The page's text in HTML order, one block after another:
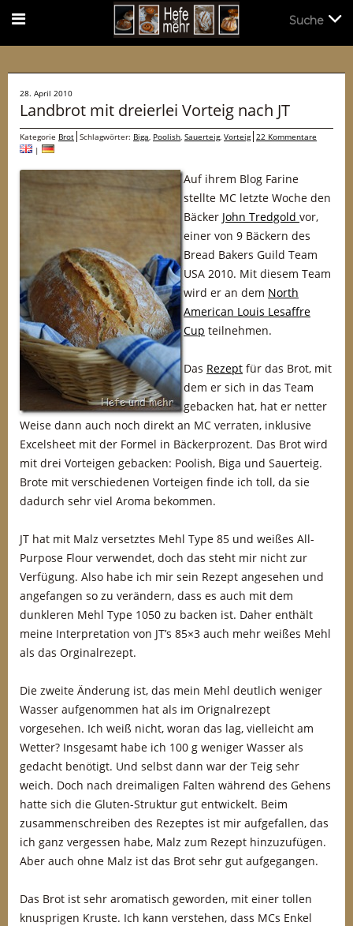
28. April 2010
Landbrot mit dreierlei Vorteig nach JT
Kategorie Brot Schlagwörter: Biga, Poolish, Sauerteig, Vorteig 22 Kommentare
|
Auf ihrem Blog Farine
stellte MC letzte Woche den
Bäcker John Tredgold vor,
einer von 9 Bäckern des
Bread Bakers Guild Team
USA 2010. Mit diesem Team
wird er an dem North
American Louis Lesaffre
Cup teilnehmen.
Das Rezept für das Brot, mit
dem er sich in das Team
gebacken hat, hat er netter
Weise dann auch noch direkt an MC verraten, inklusive
Excelsheet mit der Formel in Bäckerprozent. Das Brot wird
mit drei Vorteigen gebacken: Poolish, Biga und Sauerteig.
Brote mit verschiedenen Vorteigen finde ich toll, da sie
dadurch sehr viel Aroma bekommen.
JT hat mit Malz versetztes Mehl Type 85 und weißes All-
Purpose Flour verwendet, doch das steht mir nicht zur
Verfügung. Also habe ich mir sein Rezept angesehen und
angefangen so zu verändern, dass es auch mit dem
dunkleren Mehl Type 1050 zu backen ist. Daher enthält
meine Interpretation von JT’s 85×3 auch mehr weißes Mehl
als das Orginalrezept.
Die zweite Änderung ist, das mein Mehl deutlich weniger
Wasser aufgenommen hat als im Orignalrezept
vorgesehen. Ich weiß nicht, woran das lag, vielleicht am
Wetter? Insgesamt habe ich 100 g weniger Wasser als
gedacht benötigt. Und selbst dann war der Teig sehr
weich. Doch nach dreimaligen Falten während des Gehens
hatte sich die Gluten-Struktur gut entwickelt. Beim
zusammenschreiben des Rezeptes ist mir aufgefallen, das
ich ganz vergessen habe, Malz zum Rezept hinzuzufügen.
Aber auch ohne Malz ist das Brot sehr gut aufgegangen.
Das Brot ist sehr aromatisch geworden, mit einer tollen
knusprigen Kruste. Ich kann verstehen, dass MCs Enkel
Suche
Suche